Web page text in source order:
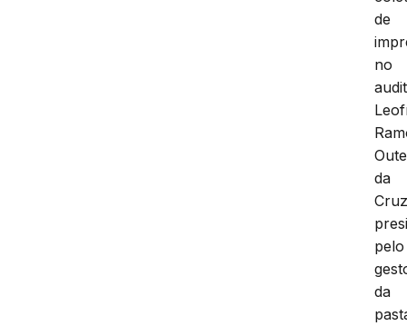
de
no
da
pelo
da